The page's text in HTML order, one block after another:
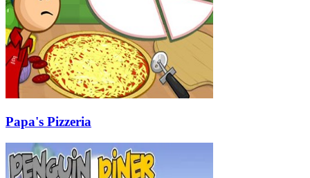
Papa's Pizzeria